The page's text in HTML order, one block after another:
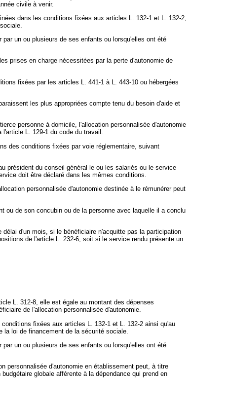
civile à venir.
dans les conditions fixées aux articles L. 132-1 et L. 132-2,
un ou plusieurs de ses enfants ou lorsqu'elles ont été
prises en charge nécessitées par la perte d'autonomie de
fixées par les articles L. 441-1 à L. 443-10 ou hébergées
les plus appropriées compte tenu du besoin d'aide et
personne à domicile, l'allocation personnalisée d'autonomie
L. 129-1 du code du travail.
des conditions fixées par voie réglementaire, suivant
président du conseil général le ou les salariés ou le service
doit être déclaré dans les mêmes conditions.
personnalisée d'autonomie destinée à le rémunérer peut
ou de son concubin ou de la personne avec laquelle il a conclu
d'un mois, si le bénéficiaire n'acquitte pas la participation
de l'article L. 232-6, soit si le service rendu présente un
L. 312-8, elle est égale au montant des dépenses
de l'allocation personnalisée d'autonomie.
fixées aux articles L. 132-1 et L. 132-2 ainsi qu'au
loi de financement de la sécurité sociale.
un ou plusieurs de ses enfants ou lorsqu'elles ont été
personnalisée d'autonomie en établissement peut, à titre
globale afférente à la dépendance qui prend en